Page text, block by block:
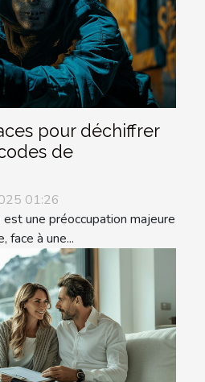
pour déchiffrer
de
01:26
une préoccupation majeure
face à une...